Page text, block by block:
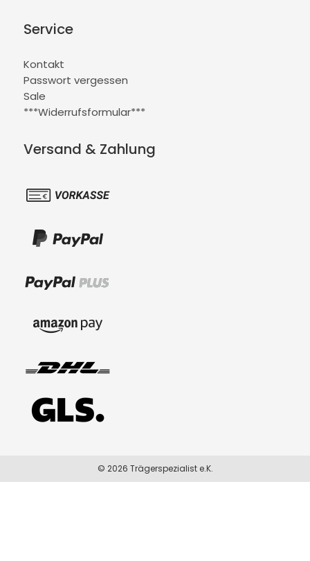
Service
Kontakt
Passwort vergessen
Sale
***Widerrufsformular***
Versand & Zahlung
© 2026 Trägerspezialist e.K.